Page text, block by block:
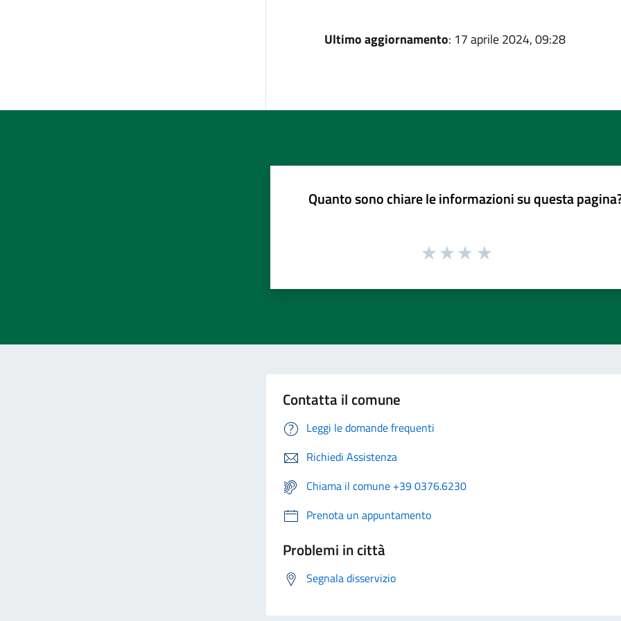
Ultimo aggiornamento: 17 aprile 2024, 09:28
Quanto sono chiare le informazioni su questa
Contatta il comune
Leggi le domande frequenti
Richiedi Assistenza
Chiama il comune +39 0376.6230
Prenota un appuntamento
Problemi in città
Segnala disservizio